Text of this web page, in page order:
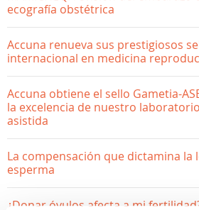
ecografía obstétrica
Accuna renueva sus prestigiosos
internacional en medicina
Accuna obtiene el sello Gametia-
la excelencia de nuestro
asistida
La compensación que dictamina la
esperma
¿Donar óvulos afecta a mi